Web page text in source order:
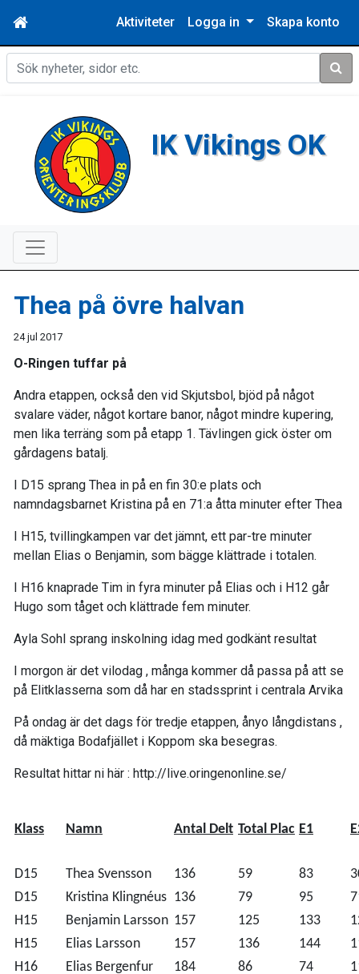
Aktiviteter Logga in Skapa konto
Sök
IK Vikings OK
Thea på övre halvan
24 jul 2017
O-Ringen tuffar på
Andra etappen, också den vid Skjutsbol, bjöd på något
svalare väder, något kortare banor, något mindre kupering,
men lika terräng som på etapp 1. Tävlingen gick öster om
gårdagens batalj.
I D15 sprang Thea in på en fin 30:e plats och
namndagsbarnet Kristina på en 71:a åtta minuter efter Thea
I H15, tvillingkampen var det jämnt, ett par-tre minuter
mellan Elias o Benjamin, som bägge klättrade i totalen.
I H16 knaprade Tim in fyra minuter på Elias och i H12 går
Hugo som tåget och klättrade fem minuter.
Ayla Sohl sprang inskolning idag med godkänt resultat
I morgon är det vilodag , många kommer då passa på att se
på Elitklasserna som då har en stadssprint i centrala Arvika
På ondag är det dags för tredje etappen, ånyo långdistans ,
då mäktiga Bodafjället i Koppom ska besegras.
Resultat hittar ni här : http://live.oringenonline.se/
Klass Namn Antal Delt Total Plac E1
D15 Thea Svensson 136 59 83
D15
Kristina Klingnéus 136 79 95
H15
Benjamin Larsson 157 125 133
H15
Elias Larsson 157 136 144
H16
Elias Bergenfur 184 86 74